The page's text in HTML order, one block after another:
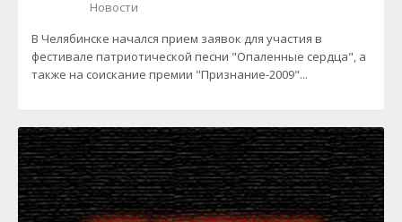
Новости
В Челябинске начался прием заявок для участия в
фестивале патриотической песни "Опаленные сердца", а
также на соискание премии "Признание-2009"...